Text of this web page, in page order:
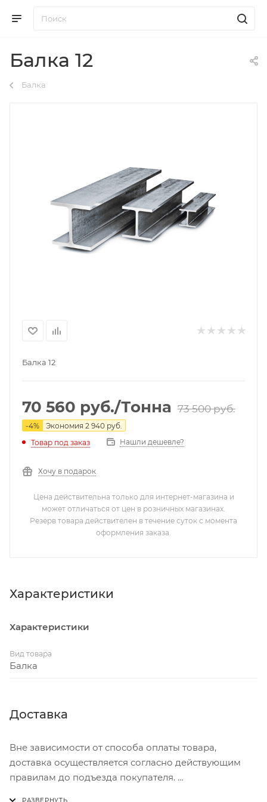
Балка 12
Балка
Балка 12
70 560 руб./Тонна 73 500руб.
-4% Экономия 2 940 руб.
Товар под заказ
Нашли дешевле?
Хочу в подарок
Цена действительна только для интернет-магазина и
может отличаться от цен в розничных магазинах.
Резерв товара действителен в течение суток с момента
оформления заказа.
Характеристики
Характеристики
Вид товара
Балка
Доставка
Вне зависимости от способа оплаты товара,
доставка осуществляется согласно действующим
правилам до подъезда покупателя.